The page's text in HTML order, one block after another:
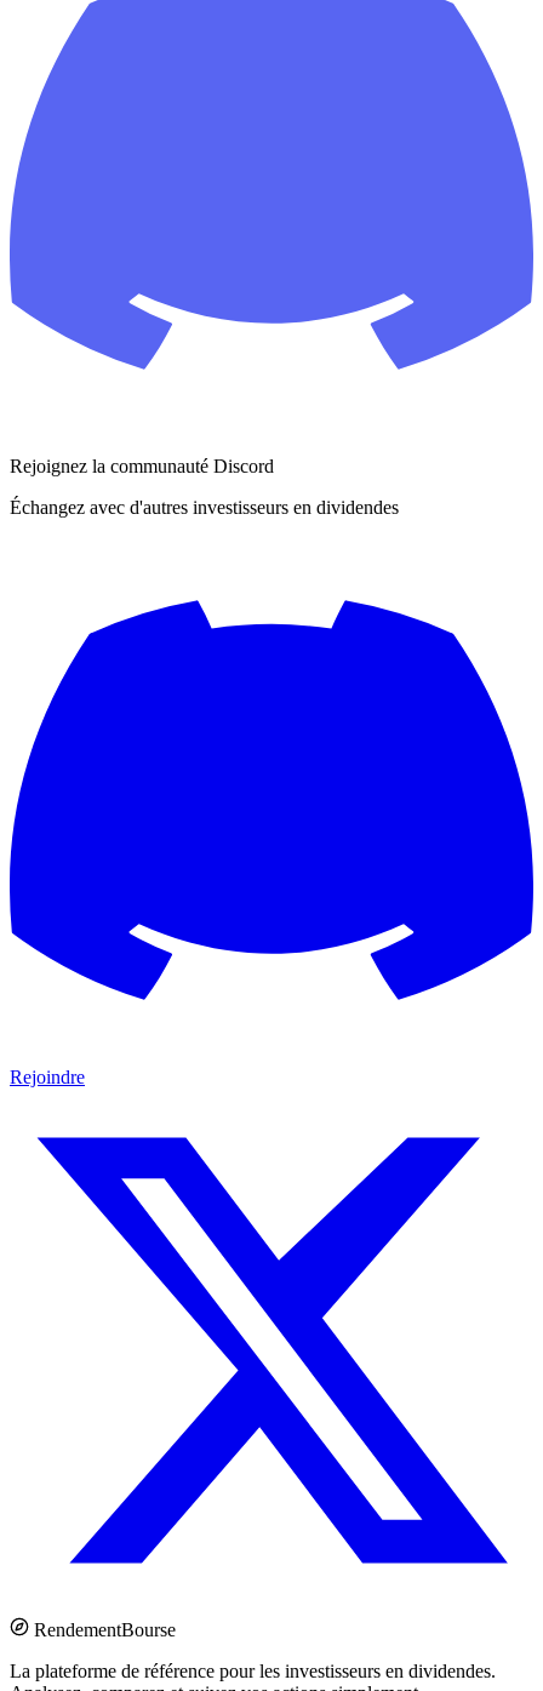
Rejoignez la communauté Discord
Échangez avec d'autres investisseurs en dividendes
Rejoindre
RendementBourse
La plateforme de référence pour les investisseurs en dividendes.